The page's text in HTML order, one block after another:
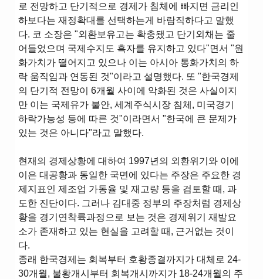
로 전망하고 단기적으로 경제가 침체에 빠지면 금리인
하보다는 재정확대를 선택하는게 바람직하다고 말했
다. 코 소장은 "외환보유고는 확충됐고 단기외채는 줄
어들었으며 국제수지도 흑자를 유지하고 있다"면서 "원
화가치가 떨어지고 있으나 이는 아시아 통화가치의 하
락 움직임과 연동된 것"이라고 설명했다. 또 "한국경제
의 단기적 전망이 6개월 사이에 악화된 것은 사실이지
만 이는 국제유가 불안, 세계주식시장 침체, 미국경기
하락가능성 등에 따른 것"이라면서 "한국에 큰 문제가
있는 것은 아니다"라고 말했다.
현재의 경제상황에 대하여 1997년의 외환위기와 이에
이은 대공황과 동일한 국면에 있다는 주장은 주요한 경
제지표인 제조업 가동율 및 재고량 등을 검토할 때, 과
도한 진단이다. 그러나 김대중 정부의 주장처럼 경제상
황을 경기연착륙과정으로 보는 것은 경제위기 재발요
소가 존재하고 있는 현실을 고려할 때, 근거없는 것이
다.
종래 한국경제는 회복부터 호황종결까지가 대체로 24-
30개월, 불황개시부터 회복개시까지가 18-24개월의 주